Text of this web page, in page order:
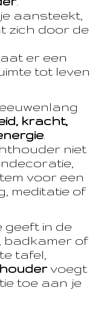
aansteekt,
zich door de
er een
tot leven
kracht,
niet
voor een
meditatie of
geeft in de
badkamer of
tafel,
voegt
toe aan je